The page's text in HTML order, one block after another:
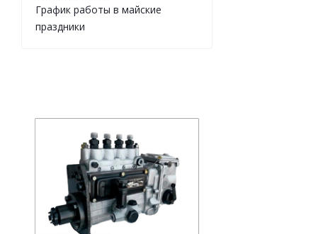
График работы в майские
праздники